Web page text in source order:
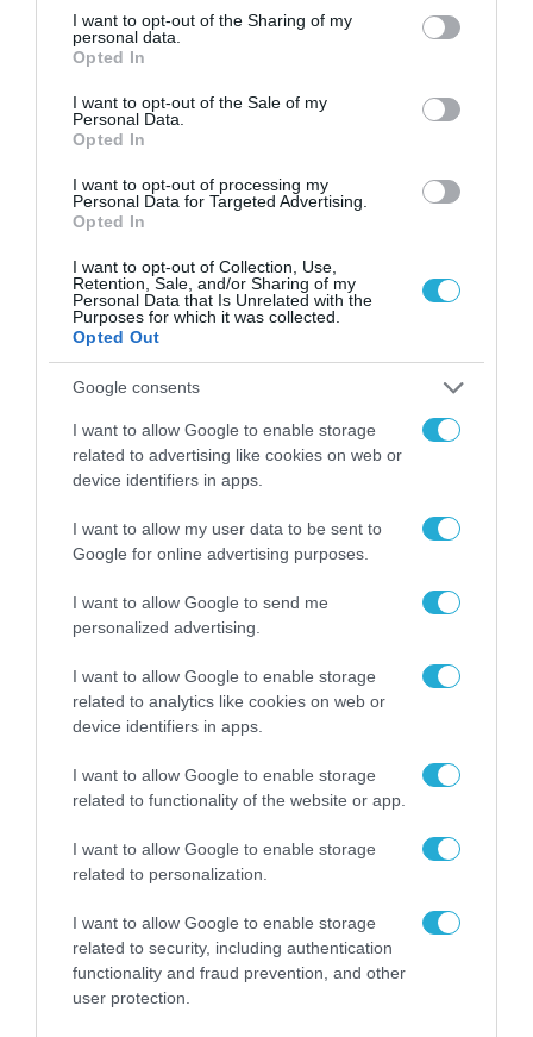
not limited to your visit or usage behaviour. You may click to
grant or deny consent to Google and its third-party tags to
use your data for below specified purposes in below Google
consent section.
I want to opt-out of the Sharing of my
personal data.
Opted In
I want to opt-out of the Sale of my
Personal Data.
Opted In
I want to opt-out of processing my
Personal Data for Targeted Advertising.
Opted In
I want to opt-out of Collection, Use,
Retention, Sale, and/or Sharing of my
Personal Data that Is Unrelated with the
Purposes for which it was collected.
Opted Out
Google consents
I want to allow Google to enable storage
related to advertising like cookies on web or
device identifiers in apps.
I want to allow my user data to be sent to
Google for online advertising purposes.
I want to allow Google to send me
personalized advertising.
I want to allow Google to enable storage
related to analytics like cookies on web or
device identifiers in apps.
I want to allow Google to enable storage
related to functionality of the website or app.
I want to allow Google to enable storage
related to personalization.
I want to allow Google to enable storage
related to security, including authentication
functionality and fraud prevention, and other
user protection.
ΕΚΔΗΛΩΣΕΙΣ
ΕΚΔΗΛΩΣΕΙΣ METATEAM | TEAMWORKS
e-Government Forum: Στις 14 Οκτωβρίου η
Διακυβέρνησης στην εποχή μετά το RRF